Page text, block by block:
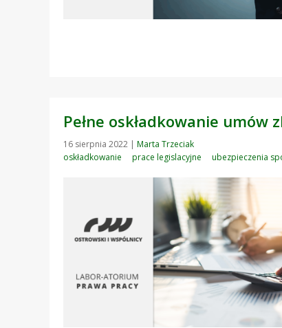
Pełne oskładkowanie umów
16 sierpnia 2022 | Marta Trzeciak
oskładkowanie
prace legislacyjne ubezpieczenia